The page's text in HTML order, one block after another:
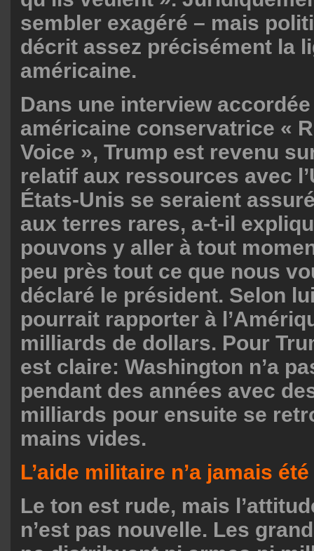
sembler exagéré – mais
décrit assez précisément la
américaine.
Dans une interview
américaine conservatrice «
Voice », Trump est revenu
relatif aux ressources avec
États-Unis se seraient
aux terres rares, a-t-il
pouvons y aller à tout
peu près tout ce que nous
déclaré le président. Selon
pourrait rapporter à
milliards de dollars. Pour
est claire: Washington n’a
pendant des années avec
milliards pour ensuite se
mains vides.
L’aide militaire n’a jamais
Le ton est rude, mais
n’est pas nouvelle. Les